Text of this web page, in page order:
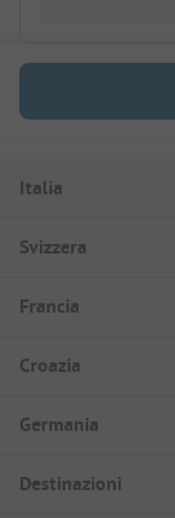
Italia
Svizzera
Francia
Croazia
Germania
Destinazioni